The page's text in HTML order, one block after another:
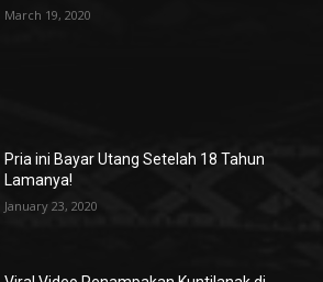
March 19, 2020
Pria ini Bayar Utang Setelah 18 Tahun
Lamanya!
January 23, 2020